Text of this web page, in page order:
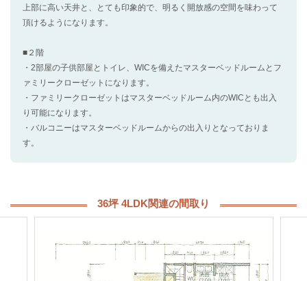
上部に高い天井と、とても印象的で、明るく開放感の空間を味わって
頂けるようになります。
■２階
・2部屋の子供部屋とトイレ、WICを備えたマスターベッドルームとフ
ァミリークローゼットになります。
・ファミリークローゼットはマスターベッドルーム内のWICとも出入
り可能になります。
・バルコニーはマスターベッドルームからの出入りとなっておりま
す。
36坪 4LDK関連の間取り